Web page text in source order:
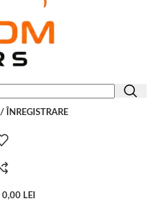
ÎNREGISTRARE
0,00 LEI